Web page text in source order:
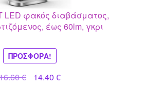
LED φακός διαβάσματος,
έως 60lm, γκρι
ΠΡΟΣΦΟΡΆ!
€
Original
14.40 €Η